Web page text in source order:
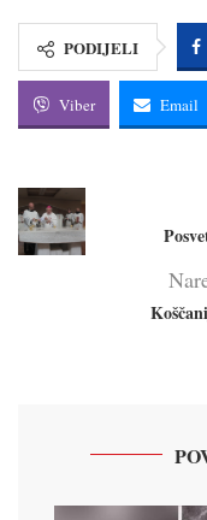
PODIJELI
Viber Email